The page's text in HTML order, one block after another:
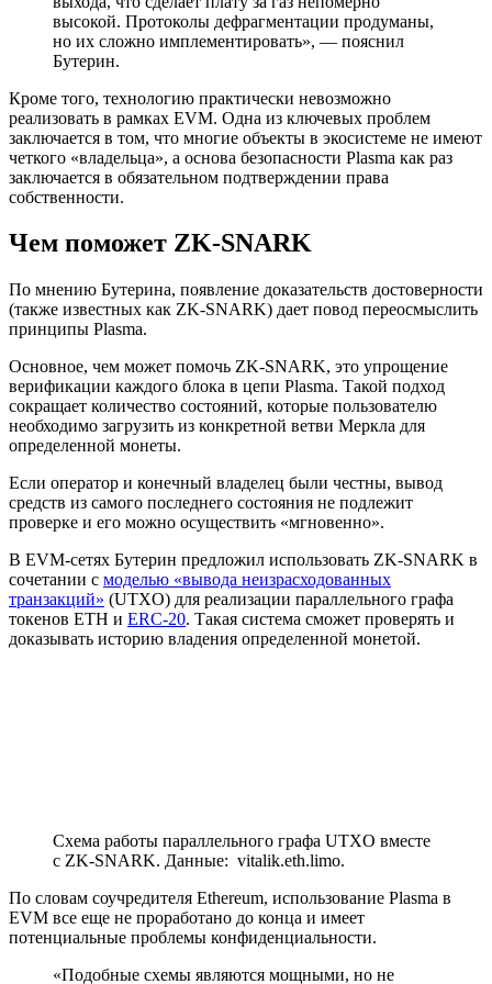
высокой. Протоколы дефрагментации продуманы,
но их сложно имплементировать», — пояснил
Бутерин.
Кроме того, технологию практически невозможно
реализовать в рамках EVM. Одна из ключевых проблем
заключается в том, что многие объекты в экосистеме не имеют
четкого «владельца», а основа безопасности Plasma как раз
заключается в обязательном подтверждении права
собственности.
Чем поможет ZK-SNARK
По мнению Бутерина, появление доказательств достоверности
(также известных как ZK-SNARK) дает повод переосмыслить
принципы Plasma.
Основное, чем может помочь ZK-SNARK, это упрощение
верификации каждого блока в цепи Plasma. Такой подход
сокращает количество состояний, которые пользователю
необходимо загрузить из конкретной ветви Меркла для
определенной монеты.
Если оператор и конечный владелец были честны, вывод
средств из самого последнего состояния не подлежит
проверке и его можно осуществить «мгновенно».
В EVM-сетях Бутерин предложил использовать ZK-SNARK в
сочетании с моделью «вывода неизрасходованных
транзакций» (UTXO) для реализации параллельного графа
токенов ETH и ERC-20. Такая система сможет проверять и
доказывать историю владения определенной монетой.
Схема работы параллельного графа UTXO вместе
с ZK-SNARK. Данные: vitalik.eth.limo.
По словам соучредителя Ethereum, использование Plasma в
EVM все еще не проработано до конца и имеет
потенциальные проблемы конфиденциальности.
«Подобные схемы являются мощными, но не